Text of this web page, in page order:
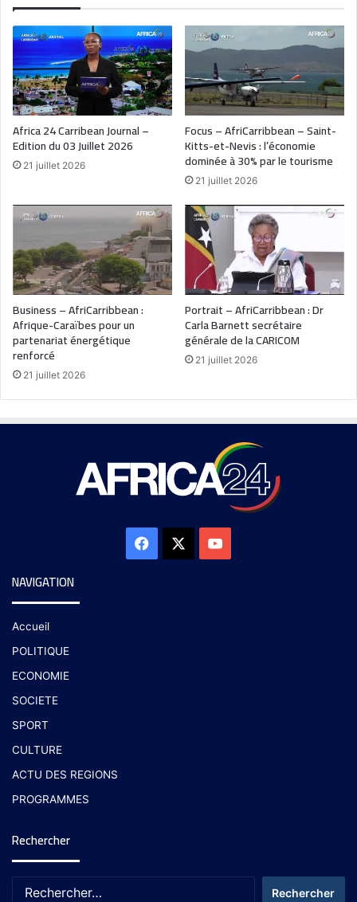
Africa 24 Carribean Journal –
Edition du 03 Juillet 2026
21 juillet 2026
Focus – AfriCarribbean – Saint-
Kitts-et-Nevis : l’économie
dominée à 30% par le tourisme
21 juillet 2026
Business – AfriCarribbean :
Afrique-Caraïbes pour un
partenariat énergétique
renforcé
21 juillet 2026
Portrait – AfriCarribbean : Dr
Carla Barnett secrétaire
générale de la CARICOM
21 juillet 2026
NAVIGATION
Accueil
POLITIQUE
ECONOMIE
SOCIETE
SPORT
CULTURE
ACTU DES REGIONS
PROGRAMMES
Rechercher